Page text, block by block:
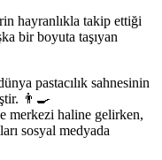
hayranlıkla takip ettiği
bir boyuta taşıyan
pastacılık sahnesinin
👨
merkezi haline gelirken,
sosyal medyada